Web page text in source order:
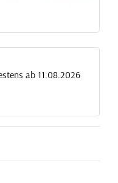
ab 11.08.2026